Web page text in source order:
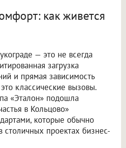
как живется
— это не всегда
загрузка
и прямая зависимость
классические вызовы.
«Эталон» подошла
в Кольцово»
которые обычно
столичных проектах бизнес-